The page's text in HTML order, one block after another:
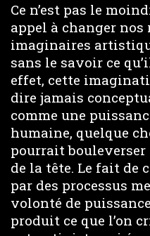
Ce n’est pas le
appel à changer nos
imaginaires
sans le savoir ce
effet, cette
dire jamais
comme une
humaine, quelque
pourrait
de la tête. Le fait de
par des processus
volonté de
produit ce que l’on